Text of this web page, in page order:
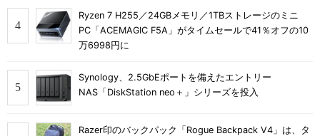
Ryzen 7 H255／24GBメモリ／1TBストレージのミニ
PC「ACEMAGIC F5A」がタイムセールで41％オフの10
万6998円に
Synology、2.5GbEポートを備えたエントリー
NAS「DiskStation neo＋」シリーズを投入
Razer印のバックパック「Rogue Backpack V4」は、タ